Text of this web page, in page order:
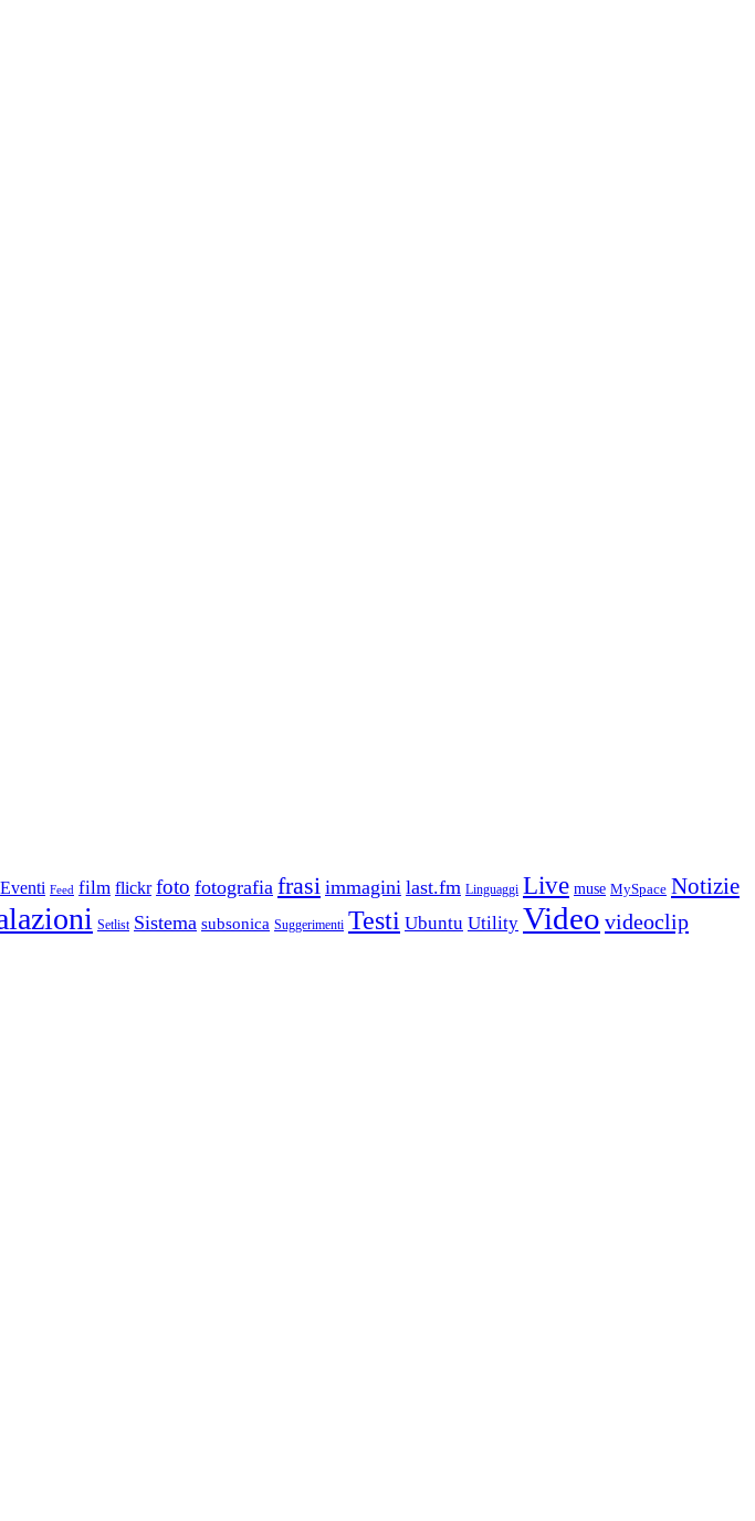
Eventi Feed film flickr foto fotografia frasi immagini last.fm Linguaggi Live muse MySpace Notizie
Setlist Sistema subsonica Suggerimenti Testi Ubuntu Utility Video videoclip